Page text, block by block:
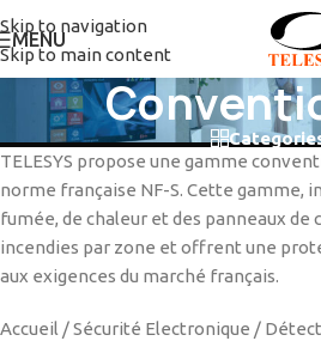
Skip to navigation
Skip to main content
MENU
TELESYS propose une gamme
norme française NF-S. Cette gamme,
fumée, de chaleur et des panneaux
incendies par zone et offrent une
aux exigences du marché français.
Accueil /Sécurité Electronique /